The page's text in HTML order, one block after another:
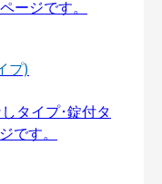
プ)